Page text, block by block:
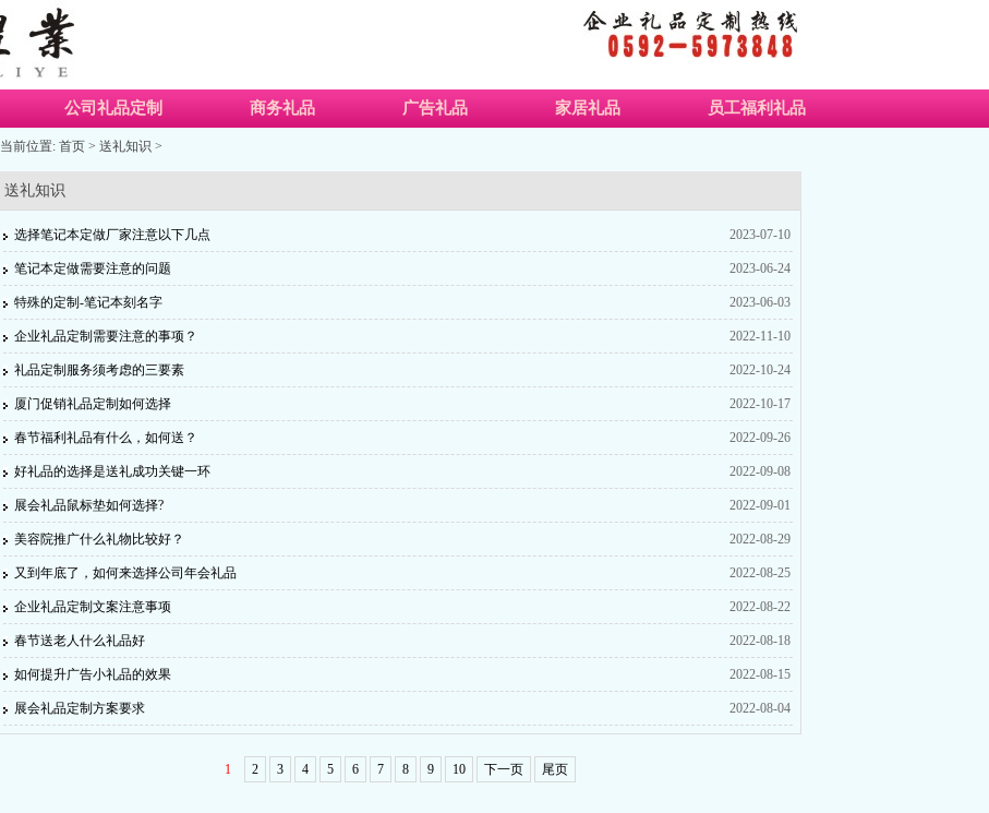
公司礼品定制 商务礼品 广告礼品 家居礼品 员工福利礼品
当前位置: 首页 > 送礼知识 >
送礼知识
2023-07-10
选择笔记本定做厂家注意以下几点
2023-06-24
笔记本定做需要注意的问题
2023-06-03
特殊的定制-笔记本刻名字
2022-11-10
企业礼品定制需要注意的事项？
2022-10-24
礼品定制服务须考虑的三要素
2022-10-17
厦门促销礼品定制如何选择
2022-09-26
春节福利礼品有什么，如何送？
2022-09-08
好礼品的选择是送礼成功关键一环
2022-09-01
展会​礼品鼠标垫如何选择?
2022-08-29
美容院推广什么礼物比较好？
2022-08-25
又到年底了，如何来选择公司年会礼品
2022-08-22
企业礼品定制文案注意事项
2022-08-18
春节送老人什么礼品好
2022-08-15
如何提升广告小礼品的效果
2022-08-04
展会礼品定制方案要求
1 2 3 4 5 6 7 8 9 10 下一页 尾页